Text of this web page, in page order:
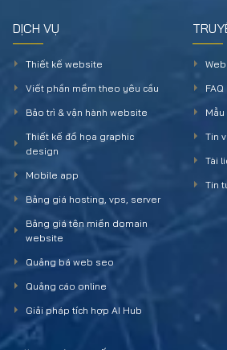
DỊCH VỤ
Thiết kế website
Viết phần mềm theo yêu cầu
Bảo trì & vận hành website
Thiết kế đồ họa graphic
design
Mobile app
Bảng giá hosting, vps, server
Bảng giá tên miền domain
website
Quảng bá web seo
Quảng cáo online
Giải pháp tích hợp AI Hub
FAQ
Tin
Tài
Tin